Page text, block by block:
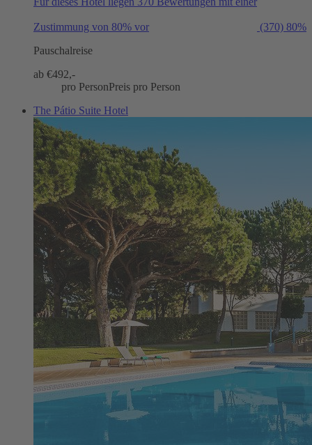
Zustimmung von 80% vor (370) 80%
Pauschalreise
ab €492,-
pro PersonPreis pro Person
The Pátio Suite Hotel